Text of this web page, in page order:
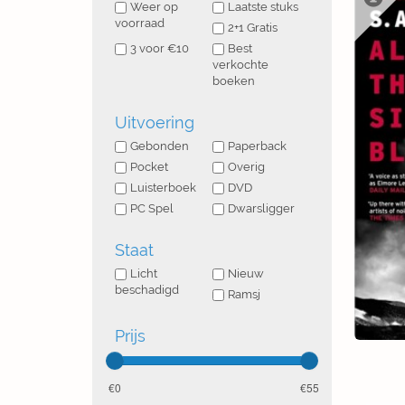
Weer op
voorraad
Laatste stuks
2+1 Gratis
3 voor €10
Best
verkochte
boeken
Uitvoering
Gebonden
Paperback
Pocket
Overig
Luisterboek
DVD
PC Spel
Dwarsligger
Staat
Licht
beschadigd
Nieuw
Ramsj
Prijs
0 55